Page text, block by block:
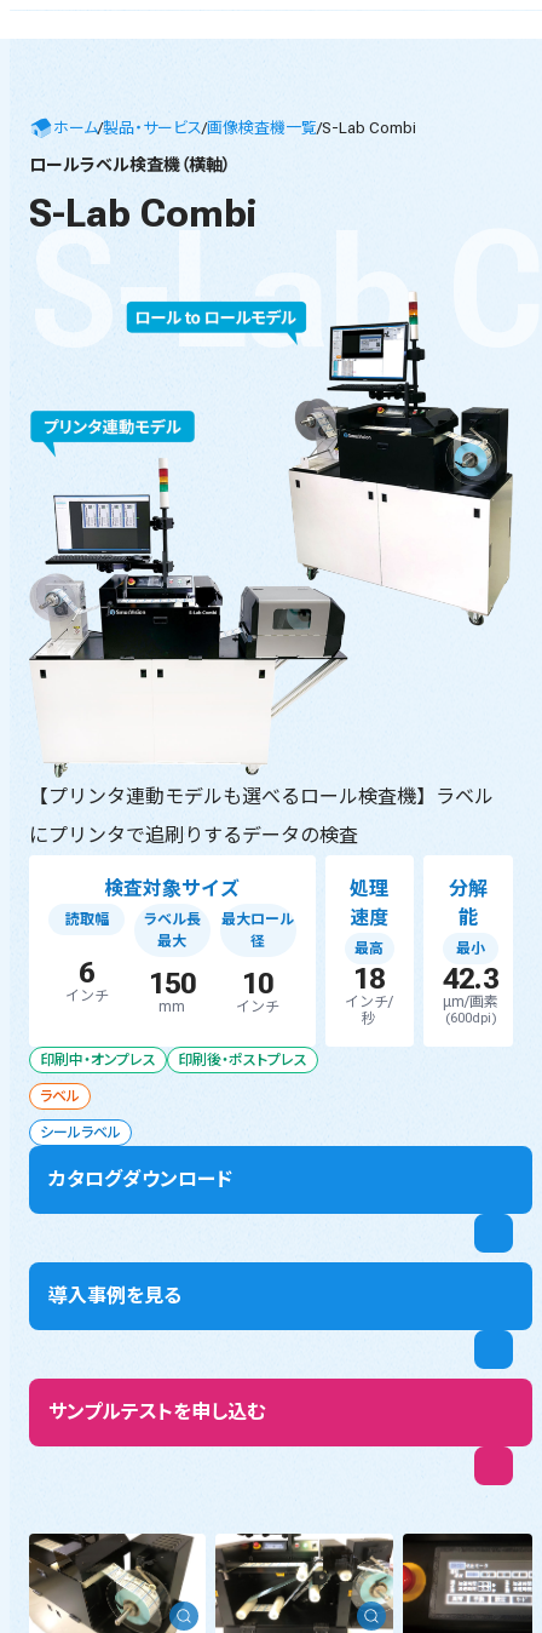
ホーム/製品・サービス/画像検査機一覧/S-Lab Combi
ロールラベル検査機（横軸）
S-Lab Combi
S-Lab
【プリンタ連動モデルも選べるロール検査機】ラベル
にプリンタで追刷りするデータの検査
検査対象サイズ
読取幅
6
インチ
ラベル長
最大
150
mm
最大ロール
径
10
インチ
処理
速度
最高
18
インチ/
秒
分解
能
最小
42.3
μm/画素
(600dpi)
印刷中・オンプレス 印刷後・ポストプレス
ラベル
シールラベル
カタログダウンロード
導入事例を見る
サンプルテストを申し込む